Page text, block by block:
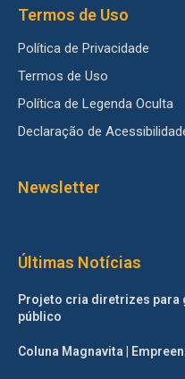
Termos de Uso
Política de Privacidade
Termos de Uso
Política de Legenda Oculta
Declaração de
Newsletter
Últimas Notícias
Projeto cria diretrizes para
público
Coluna Magnavita |